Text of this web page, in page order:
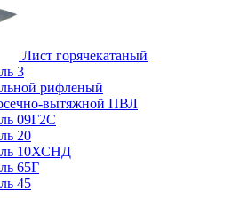
Лист горячекатаный
3
рифленый
вытяжной ПВЛ
09Г2С
20
10ХСНД
65Г
45